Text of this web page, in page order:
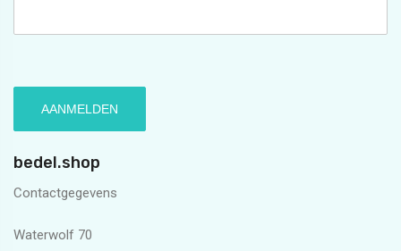
bedel.shop
Contactgegevens
Waterwolf 70